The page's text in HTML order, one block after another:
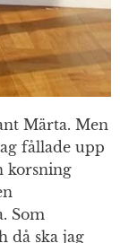
Märta. Men
fållade upp
korsning
Som
då ska jag